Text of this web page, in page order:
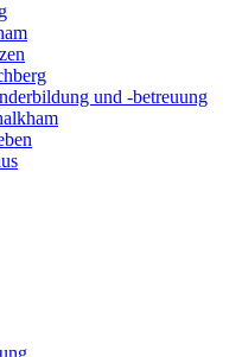
und -betreuung